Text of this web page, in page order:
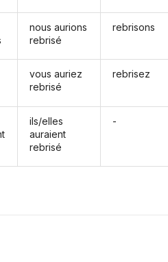
nous aurions
rebrisé
vous auriez
rebrisé
ils/elles
auraient
rebrisé
rebrisons
rebrisez
-